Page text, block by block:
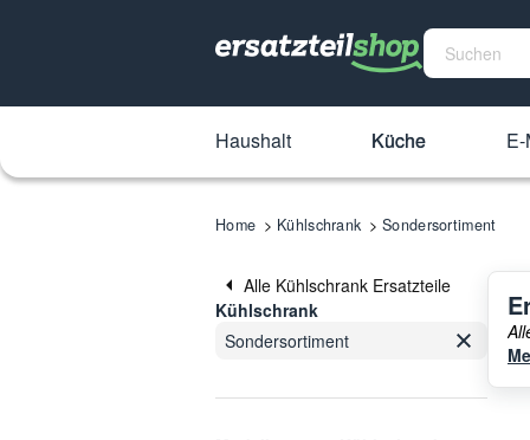
Haushalt Küche
Home Kühlschrank Sondersortiment
Alle Kühlschrank Ersatzteile
Kühlschrank
Sondersortiment